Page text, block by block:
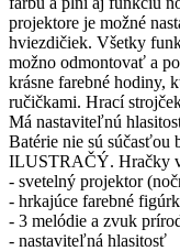
projektore je možné
hviezdičiek. Všetky
možno odmontovať a
krásne farebné hodiny,
ručičkami. Hrací
Má nastaviteľnú
Batérie nie sú
ILUSTRAČÝ. Hračky v
- svetelný projektor
- hrkajúce farebné
- 3 melódie a zvuk
- nastaviteľná hlasitosť